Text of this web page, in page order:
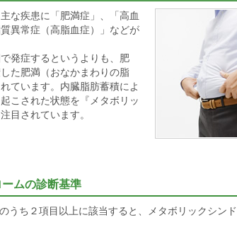
な疾患に「肥満症」、「高血
異常症（高脂血症）」などが
発症するというよりも、肥
た肥満（おなかまわりの脂
ています。内臓脂肪蓄積によ
こされた状態を『メタボリッ
目されています。
ムの診断基準
うち２項目以上に該当すると、メタボリックシン